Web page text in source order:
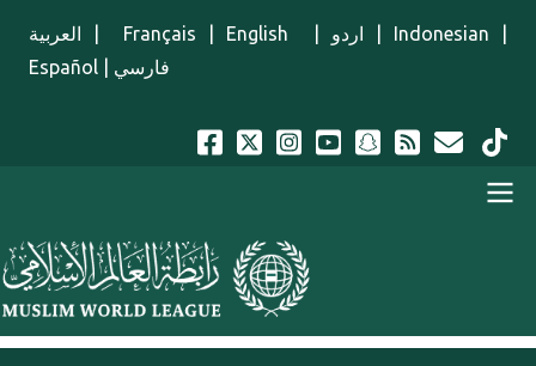
العربية
Français English اردو Indonesian
Español
فارسي
Menu Indonesian